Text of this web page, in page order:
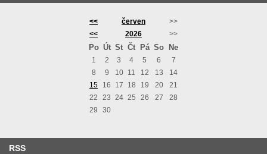
<< červen
>>
<<
2026 >>
Po Út St Čt Pá So Ne
1 2 3 4 5 6
7
8
9 10 11 12 13
14
15
16 17 18 19 20
21
22
23 24 25 26 27
28
29
30
RSS